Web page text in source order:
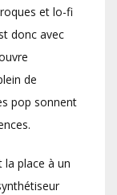
et lo-fi
donc avec
de
pop sonnent
la place à un